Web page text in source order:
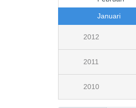
Januari
2012
2011
2010